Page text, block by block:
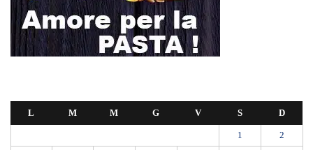
L M M G V S D
1 2